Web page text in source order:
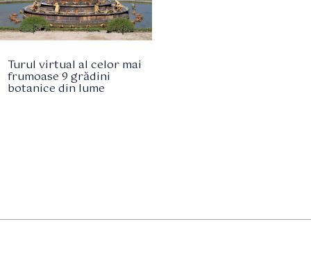
Turul virtual al celor mai
frumoase 9 grădini
botanice din lume